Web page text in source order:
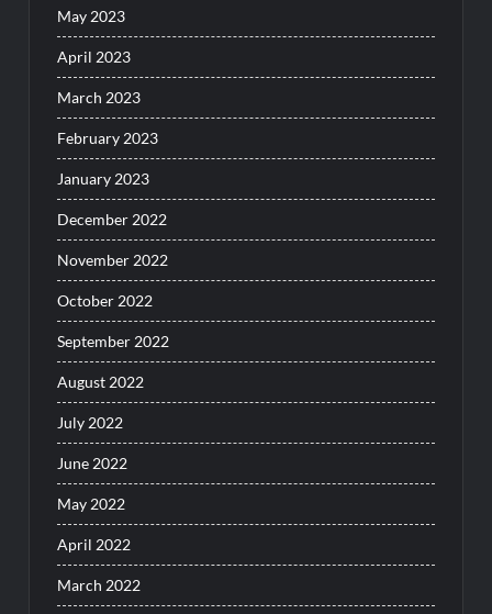
May 2023
April 2023
March 2023
February 2023
January 2023
December 2022
November 2022
October 2022
September 2022
August 2022
July 2022
June 2022
May 2022
April 2022
March 2022